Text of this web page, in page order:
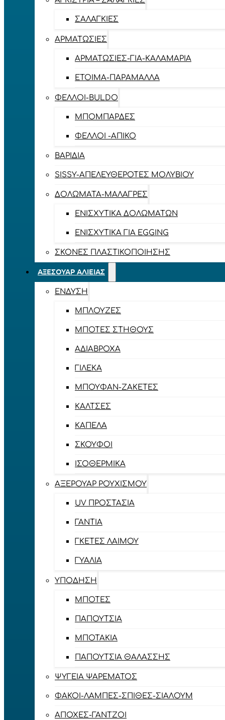
ΣΑΛΑΓΚΙΈΣ
ΑΡΜΑΤΩΣΙΈΣ
ΑΡΜΑΤΩΣΙΈΣ-ΓΙΑ-ΚΑΛΑΜΆΡΙΑ
ΈΤΟΙΜΑ-ΠΑΡΆΜΑΛΛΑ
ΦΕΛΛΟΊ-BULDO
ΜΠΟΜΠΆΡΔΕΣ
ΦΕΛΛΟΊ -ΑΠΊΚΟ
ΒΑΡΊΔΙΑ
SISSY-ΑΠΕΛΕΥΘΕΡΟΤΈΣ ΜΟΛΥΒΙΟΎ
ΔΟΛΏΜΑΤΑ-ΜΑΛΆΓΡΕΣ
ΕΝΙΣΧΥΤΙΚΆ ΔΟΛΩΜΆΤΩΝ
ΕΝΙΣΧΥΤΙΚΆ ΓΙΑ EGGING
ΣΚΌΝΕΣ ΠΛΑΣΤΙΚΟΠΟΊΗΣΗΣ
ΑΞΕΣΟΥΆΡ ΑΛΙΕΊΑΣ
ΈΝΔΥΣΗ
ΜΠΛΟΎΖΕΣ
ΜΠΌΤΕΣ ΣΤΉΘΟΥΣ
ΑΔΙΆΒΡΟΧΑ
ΓΙΛΈΚΑ
ΜΠΟΥΦΆΝ-ΖΑΚΈΤΕΣ
ΚΆΛΤΣΕΣ
ΚΑΠΈΛΑ
ΣΚΟΎΦΟΙ
ΙΣΟΘΕΡΜΙΚΆ
ΑΞΕΡΟΥΆΡ ΡΟΥΧΙΣΜΟΎ
UV ΠΡΟΣΤΑΣΊΑ
ΓΆΝΤΙΑ
ΓΚΈΤΕΣ ΛΑΊΜΟΥ
ΓΥΑΛΙΆ
ΥΠΌΔΗΣΗ
ΜΠΌΤΕΣ
ΠΑΠΟΎΤΣΙΑ
ΜΠΟΤΆΚΙΑ
ΠΑΠΟΎΤΣΙΑ ΘΑΛΆΣΣΗΣ
ΨΥΓΕΊΑ ΨΑΡΈΜΑΤΟΣ
ΦΑΚΟΊ-ΛΆΜΠΕΣ-ΣΠΊΘΕΣ-ΣΊΑΛΟΥΜ
ΑΠΌΧΕΣ-ΓΆΝΤΖΟΙ